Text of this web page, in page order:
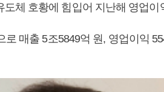
체 호황에 힘입어 지난해 영업이
매출 5조5849억 원, 영업이익